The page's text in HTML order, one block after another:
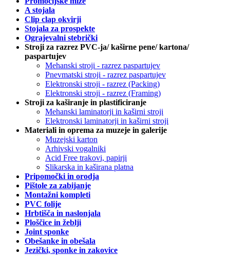
A stojala
Clip clap okvirji
Stojala za prospekte
Ograjevalni stebrički
Stroji za razrez PVC-ja/ kaširne pene/ kartona/
paspartujev
Mehanski stroji - razrez paspartujev
Pnevmatski stroji - razrez paspartujev
Elektronski stroji - razrez (Packing)
Elektronski stroji - razrez (Framing)
Stroji za kaširanje in plastificiranje
Mehanski laminatorji in kaširni stroji
Elektronski laminatorji in kaširni stroji
Materiali in oprema za muzeje in galerije
Muzejski karton
Arhivski vogalniki
Acid Free trakovi, papirji
Slikarska in kaširana platna
Pripomočki in orodja
Pištole za zabijanje
Montažni kompleti
PVC folije
Hrbtišča in naslonjala
Ploščice in žeblji
Joint sponke
Obešanke in obešala
Jezički, sponke in zakovice